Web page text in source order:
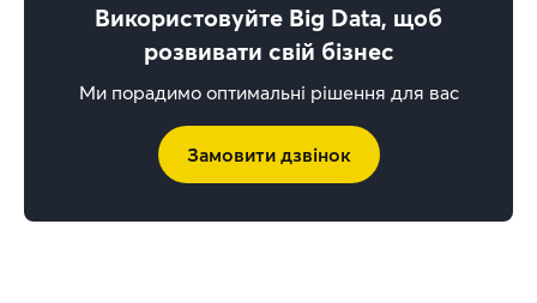
Використовуйте Big Data, щоб
розвивати свій бізнес
Ми порадимо оптимальні рішення для вас
Замовити дзвінок